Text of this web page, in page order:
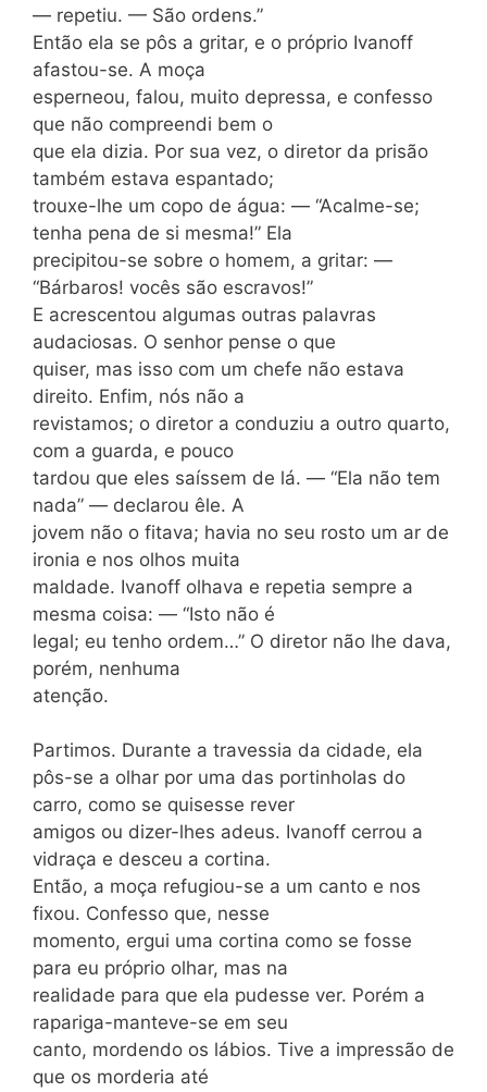
— repetiu. — São ordens.”
Então ela se pôs a gritar, e o próprio Ivanoff
afastou-se. A moça
esperneou, falou, muito depressa, e confesso
que não compreendi bem o
que ela dizia. Por sua vez, o diretor da prisão
também estava espantado;
trouxe-lhe um copo de água: — “Acalme-se;
tenha pena de si mesma!” Ela
precipitou-se sobre o homem, a gritar: —
“Bárbaros! vocês são escravos!”
E acrescentou algumas outras palavras
audaciosas. O senhor pense o que
quiser, mas isso com um chefe não estava
direito. Enfim, nós não a
revistamos; o diretor a conduziu a outro quarto,
com a guarda, e pouco
tardou que eles saíssem de lá. — “Ela não tem
nada” — declarou êle. A
jovem não o fitava; havia no seu rosto um ar de
ironia e nos olhos muita
maldade. Ivanoff olhava e repetia sempre a
mesma coisa: — “Isto não é
legal; eu tenho ordem…” O diretor não lhe dava,
porém, nenhuma
atenção.
Partimos. Durante a travessia da cidade, ela
pôs-se a olhar por uma das portinholas do
carro, como se quisesse rever
amigos ou dizer-lhes adeus. Ivanoff cerrou a
vidraça e desceu a cortina.
Então, a moça refugiou-se a um canto e nos
fixou. Confesso que, nesse
momento, ergui uma cortina como se fosse
para eu próprio olhar, mas na
realidade para que ela pudesse ver. Porém a
rapariga-manteve-se em seu
canto, mordendo os lábios. Tive a impressão de
que os morderia até